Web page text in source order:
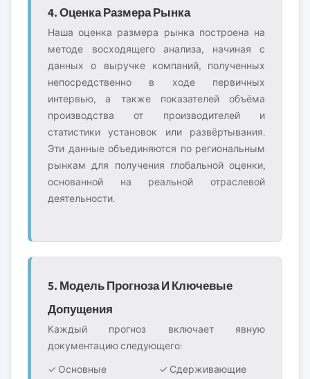
4. Оценка Размера Рынка
Наша оценка размера рынка построена на
методе восходящего анализа, начиная с
данных о выручке компаний, полученных
непосредственно в ходе первичных
интервью, а также показателей объёма
производства от производителей и
статистики установок или развёртывания.
Эти данные объединяются по региональным
рынкам для получения глобальной оценки,
основанной на реальной отраслевой
деятельности.
5. Модель Прогноза И Ключевые
Допущения
Каждый прогноз включает явную
документацию следующего:
✓ Основные
✓ Сдерживающие